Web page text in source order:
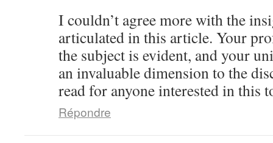
I couldn’t agree more with the
articulated in this article. Your
the subject is evident, and your
an invaluable dimension to the
read for anyone interested in this
Répondre